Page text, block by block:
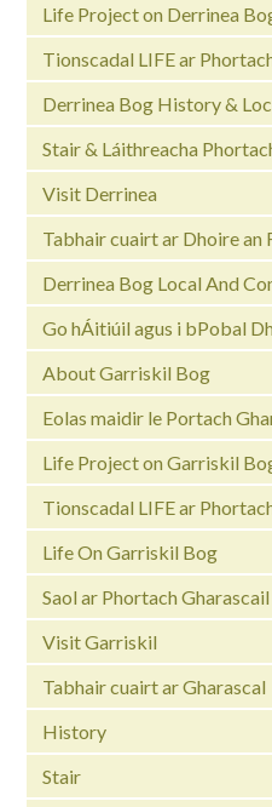
Life Project on Derrinea
Tionscadal LIFE ar
Derrinea Bog History &
Stair & Láithreacha
Visit Derrinea
Tabhair cuairt ar Dhoire an
Derrinea Bog Local And
Go hÁitiúil agus i bPobal
About Garriskil Bog
Eolas maidir le Portach
Life Project on Garriskil
Tionscadal LIFE ar
Life On Garriskil Bog
Saol ar Phortach Gharascail
Visit Garriskil
Tabhair cuairt ar Gharascal
History
Stair